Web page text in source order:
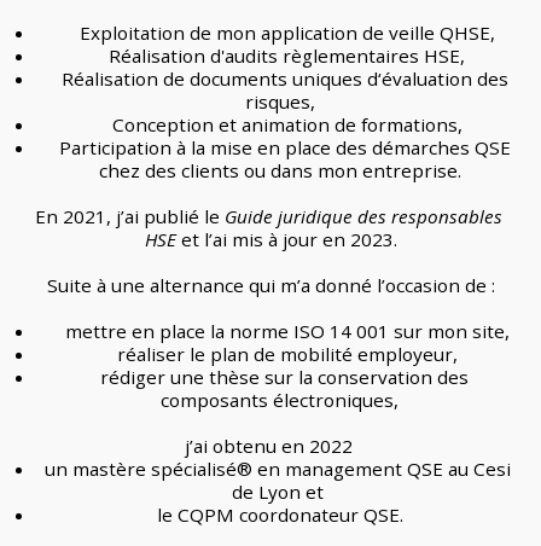
Exploitation de mon application de veille QHSE,
Réalisation d'audits règlementaires HSE,
Réalisation de documents uniques d‘évaluation des
risques,
Conception et animation de formations,
Participation à la mise en place des démarches QSE
chez des clients ou dans mon entreprise.
En 2021, j’ai publié le Guide juridique des responsables
HSE et l’ai mis à jour en 2023.
Suite à une alternance qui m’a donné l’occasion de :
mettre en place la norme ISO 14 001 sur mon site,
réaliser le plan de mobilité employeur,
rédiger une thèse sur la conservation des
composants électroniques,
j’ai obtenu en 2022
un mastère spécialisé® en management QSE au Cesi
de Lyon et
le CQPM coordonateur QSE.